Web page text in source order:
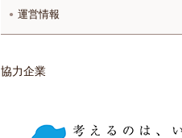
運営情報
協力企業